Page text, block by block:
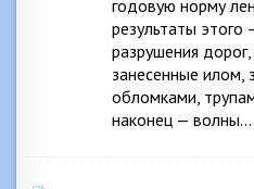
годовую норму
результаты
разрушения
занесенные илом,
обломками,
наконец — волны….